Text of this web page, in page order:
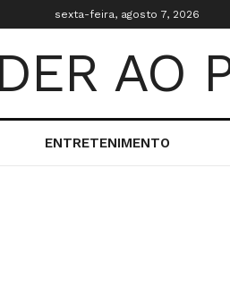
sexta-feira, agosto 7, 2026
ENTRETENIMENTO